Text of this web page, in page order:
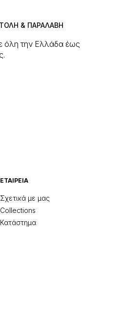
& ΠΑΡΑΛΑΒΗ
όλη την Ελλάδα έως
ΕΤΑΙΡΕΊΑ
Σχετικά με μας
Collections
Κατάστημα